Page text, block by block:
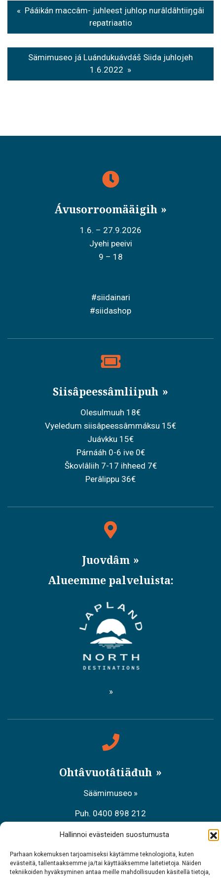
Hallinnoi evästeiden suostumusta
Parhaan kokemuksen tarjoamiseksi käytämme teknologioita, kuten
evästeitä, tallentaaksemme ja/tai käyttääksemme laitetietoja. Näiden
tekniikoiden hyväksyminen antaa meille mahdollisuuden käsitellä tietoja,
s
n
i
Pááikán maccâm- juhleest juhlop nurâldâhtiiŋgâi
repatriaatio
Sämimuseo já Luándukuávdáš Siida juhlojeh
1.6.2022
Ávusorroomääigih
1.6. – 27.9.2026
Jyehi peeivi
9 – 18
#siidainari
#siidashop
Siisâpeessâmliipuh
Olesulmuuh 18€
Vyeledum siisâpeessâmmáksu 15€
Juávkku 15€
Párnááh 0-6 ive 0€
Škovlâliih 7-17 ihheed 7€
Perâlippu 36€
Juovdâm
Alueemme palveluista:
Ohtâvuotâtiäđuh
Säämimuseo
Puh. 0400 898 212
Aanaar palvâlemsaje, Meccihaldâttâs
Puh. 0206 39 7740
Raavâdviäsu Sarrit